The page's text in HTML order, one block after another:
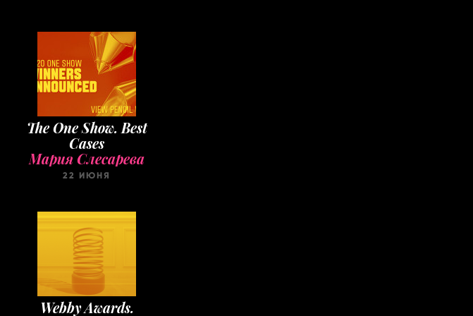
The One Show. Best
Cases
Мария Слесарева
22 ИЮНЯ
Webby Awards.